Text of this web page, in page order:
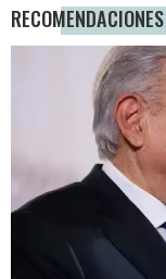
RECOMENDACIONES